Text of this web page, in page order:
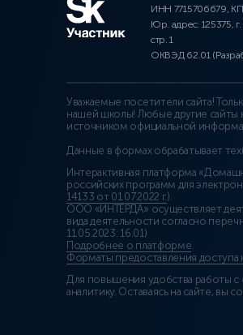
ИНН 7715706679,
Юр. адрес: 125375, г.
стр. 1
ОКВЭД 62.01
Уважаемые посетители сайта!
нашей школы! Любые другие
источником официальной
Данные в формах обрабатывает
Интерактивная платформа
российских программ для
14133 от 01.07.2022 г.).
ООО «ИНТЕРДА» осуществляет
вида деятельности согласно
11.05.2023: 16.01)
Подробнее о платформе.
Форматы предоставления
Для повышения удобства работы
аналитику. Оставаясь на сайте, вы